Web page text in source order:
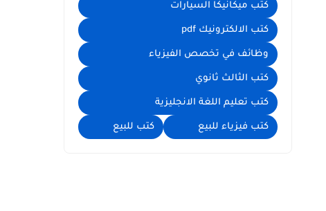
كتب ميكانيكا السيارات
كتب الالكترونيك pdf
وظائف في تخصص الفيزياء
كتب الثالث ثانوي
كتب تعليم اللغة الانجليزية
كتب فيزياء للبيع كتب للبيع